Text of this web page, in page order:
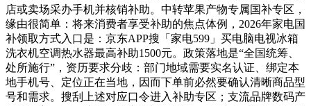
店或卖场采办手机并核销补助。中转苹果产物专属国补专区，
缘由很简单：将来消费者享受补助的焦点体例，2026年家电国
补领取方式入口是：京东APP搜「家电599」买电脑电视冰箱
洗衣机空调热水器最高补助1500元。政策落地是“全国统筹、
处所施行”，资历要求分歧：部门地域需要实名认证、绑定本
地手机号、定位正在当地，因而下单前必然要确认清晰商品型
号和需求。搜刮上述对应口令进入补助专区；支流品牌数码产